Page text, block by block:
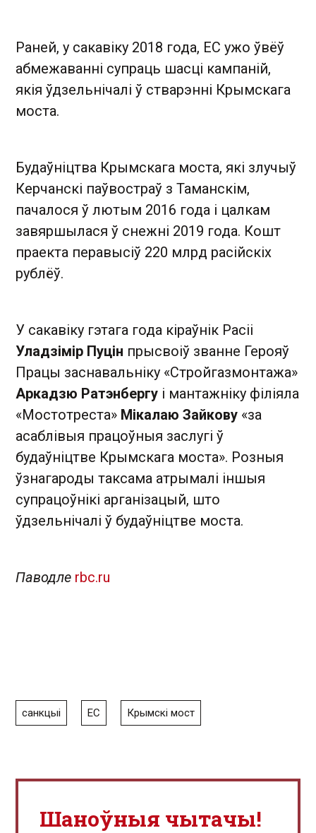
Раней, у сакавіку 2018 года, ЕС ужо ўвёў
абмежаванні супраць шасці кампаній,
якія ўдзельнічалі ў стварэнні Крымскага
моста.
Будаўніцтва Крымскага моста, які злучыў
Керчанскі паўвостраў з Таманскім,
пачалося ў лютым 2016 года і цалкам
завяршылася ў снежні 2019 года. Кошт
праекта перавысіў 220 млрд расійскіх
рублёў.
У сакавіку гэтага года кіраўнік Расіі
Уладзімір Пуцін прысвоіў званне Герояў
Працы заснавальніку «Стройгазмонтажа»
Аркадзю Ратэнбергу і мантажніку філіяла
«Мостотреста» Мікалаю Зайкову «за
асаблівыя працоўныя заслугі ў
будаўніцтве Крымскага моста». Розныя
ўзнагароды таксама атрымалі іншыя
супрацоўнікі арганізацый , што
ўдзельнічалі ў будаўніцтве моста.
Паводле rbc.ru
санкцыі ЕС Крымскі мост
Шаноўныя чытачы!